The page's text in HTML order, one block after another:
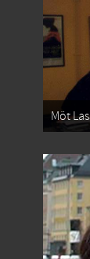
Möt